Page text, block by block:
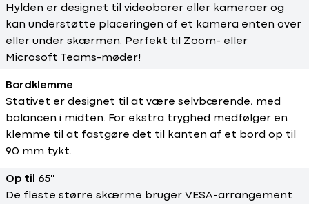
Hylden er designet til videobarer eller kameraer og
kan understøtte placeringen af et kamera enten over
eller under skærmen. Perfekt til Zoom- eller
Microsoft Teams-møder!
Bordklemme
Stativet er designet til at være selvbærende, med
balancen i midten. For ekstra tryghed medfølger en
klemme til at fastgøre det til kanten af et bord op til
90 mm tykt.
Op til 65"
De fleste større skærme bruger VESA-arrangement